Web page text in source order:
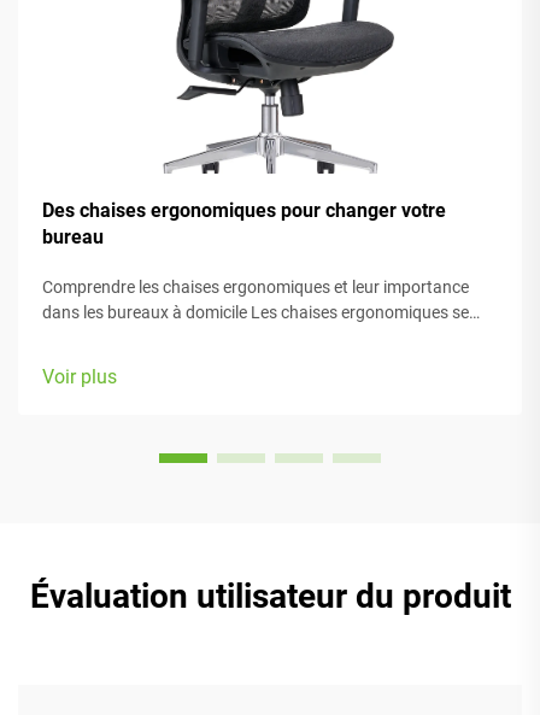
Des chaises ergonomiques pour changer votre
bureau
Comprendre les chaises ergonomiques et leur importance
dans les bureaux à domicile Les chaises ergonomiques se
types de morphologie et préférences. La plupart des modèles
Voir plus
Évaluation utilisateur du produit